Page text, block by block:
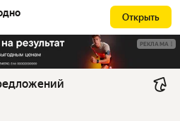
Открыть
РЕКЛАМА